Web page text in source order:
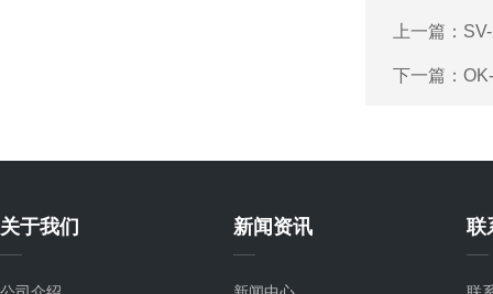
上一篇：
下一篇：
关于我们 新闻资讯 联